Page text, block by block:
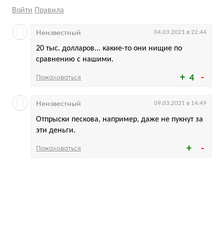
Войти Правила
4
20 тыс. долларов... какие-то они нищие по
сравнению с нашими.
Неизвестный 04.03.2021 в 22:44
Пожаловаться
Отпрыски пескова, например, даже не пукнут за
эти деньги.
Неизвестный 09.03.2021 в 14:49
Пожаловаться